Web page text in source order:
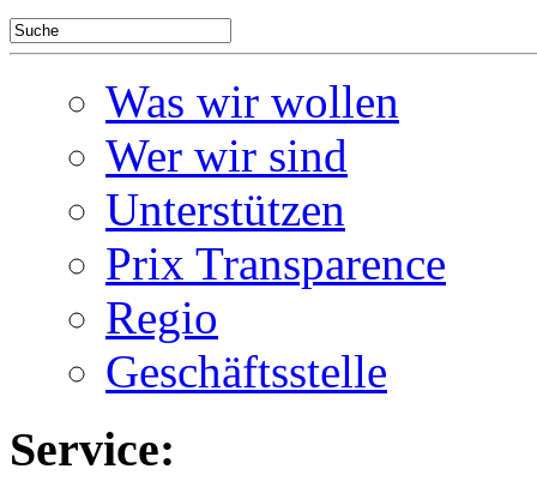
Was wir wollen
Wer wir sind
Unterstützen
Prix Transparence
Regio
Geschäftsstelle
Service: